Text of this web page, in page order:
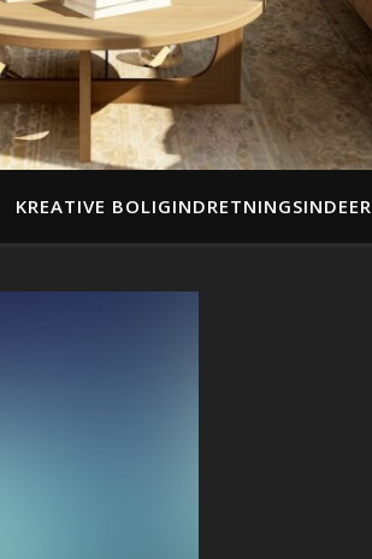
KREATIVE BOLIGINDRETNINGSINDEER